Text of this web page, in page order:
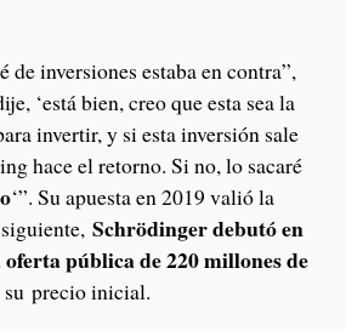
de inversiones estaba en contra”,
‘está bien, creo que esta sea la
invertir, y si esta inversión sale
hace el retorno. Si no, lo sacaré
‘”. Su apuesta en 2019 valió la
Schrödinger debutó en
pública de 220 millones de
su precio inicial.